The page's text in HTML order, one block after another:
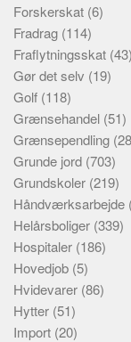
Forskerskat (6)
Fradrag (114)
Fraflytningsskat (43)
Gør det selv (19)
Golf (118)
Grænsehandel (51)
Grænsependling
Grunde jord (703)
Grundskoler (219)
Håndværksarbejde
Helårsboliger (339)
Hospitaler (186)
Hovedjob (5)
Hvidevarer (86)
Hytter (51)
Import (20)